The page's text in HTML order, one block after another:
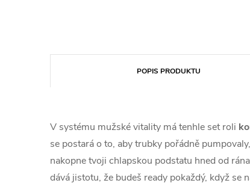
POPIS PRODUKTU
V systému mužské vitality má tenhle set roli
se postará o to, aby trubky pořádně
nakopne tvoji chlapskou podstatu hned od
dává jistotu, že budeš ready pokaždý, když se